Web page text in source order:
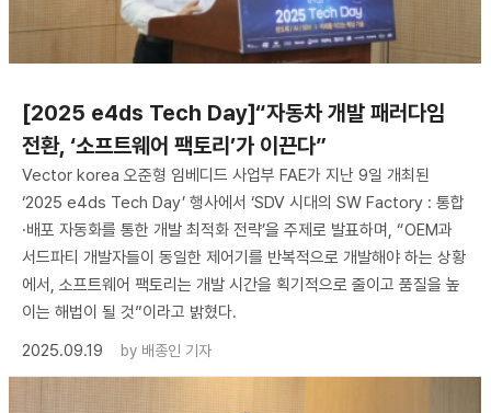
[2025 e4ds Tech Day]“자동차 개발 패러다임
전환, ‘소프트웨어 팩토리’가 이끈다”
Vector korea 오준형 임베디드 사업부 FAE가 지난 9일 개최된
‘2025 e4ds Tech Day’ 행사에서 ‘SDV 시대의 SW Factory : 통합
·배포 자동화를 통한 개발 최적화 전략’을 주제로 발표하며, “OEM과
서드파티 개발자들이 동일한 제어기를 반복적으로 개발해야 하는 상황
에서, 소프트웨어 팩토리는 개발 시간을 획기적으로 줄이고 품질을 높
이는 해법이 될 것”이라고 밝혔다.
2025.09.19
by 배종인 기자